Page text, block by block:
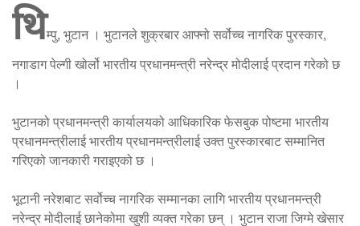
थिम्पु, भुटान । भुटानले शुक्रबार आफ्नो सर्वोच्च नागरिक पुरस्कार,
नगाडाग पेल्गी खोर्लो भारतीय प्रधानमन्त्री नरेन्द्र मोदीलाई प्रदान गरेको छ
।
भुटानको प्रधानमन्त्री कार्यालयको आधिकारिक फेसबुक पोष्टमा भारतीय
प्रधानमन्त्रीलाई भारतीय प्रधानमन्त्रीलाई उक्त पुरस्कारबाट सम्मानित
गरिएको जानकारी गराइएको छ ।
भूटानी नरेशबाट सर्वोच्च नागरिक सम्मानका लागि भारतीय प्रधानमन्त्री
नरेन्द्र मोदीलाई छानेकोमा खुशी व्यक्त गरेका छन् । भुटान राजा जिग्मे खेसार